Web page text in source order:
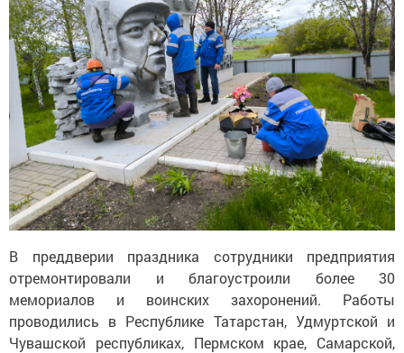
В преддверии праздника сотрудники предприятия
отремонтировали и благоустроили более 30
мемориалов и воинских захоронений. Работы
проводились в Республике Татарстан, Удмуртской и
Чувашской республиках, Пермском крае, Самарской,